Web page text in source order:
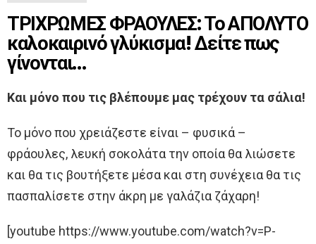
ΤΡΙΧΡΩΜΕΣ ΦΡΑΟΥΛΕΣ: Το ΑΠΟΛΥΤΟ
καλοκαιρινό γλύκισμα! Δείτε πως
γίνονται…
Και μόνο που τις βλέπουμε μας τρέχουν τα σάλια!
Το μόνο που χρειάζεστε είναι – φυσικά –
φράουλες, λευκή σοκολάτα την οποία θα λιώσετε
και θα τις βουτήξετε μέσα και στη συνέχεια θα τις
πασπαλίσετε στην άκρη με γαλάζια ζάχαρη!
[youtube https://www.youtube.com/watch?v=P-